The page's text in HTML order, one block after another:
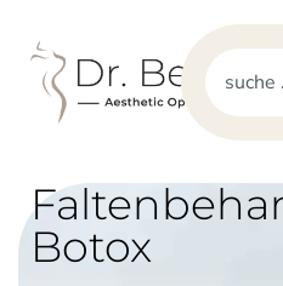
Botox